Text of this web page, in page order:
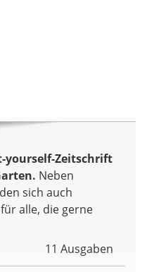
yourself-Zeitschrift
Neben
sich auch
alle, die gerne
11 Ausgaben